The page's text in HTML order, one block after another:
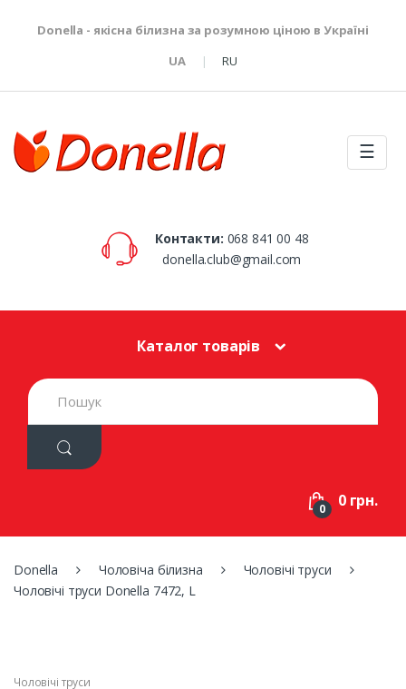
Donella - якісна білизна за розумною ціною в Україні
UA
RU
☰
Контакти: 068 841 00 48
donella.club@gmail.com
Каталог товарів
S
e
h
:
0 0 грн.
Donella Чоловіча білизна
Чоловічі труси
Чоловічі труси Donella 7472, L
Чоловічі труси